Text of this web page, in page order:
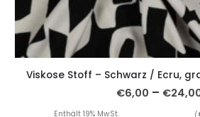
Viskose Stoff – Schwarz / Ecru,
€6,00 – €
Enthält 19% MwSt.